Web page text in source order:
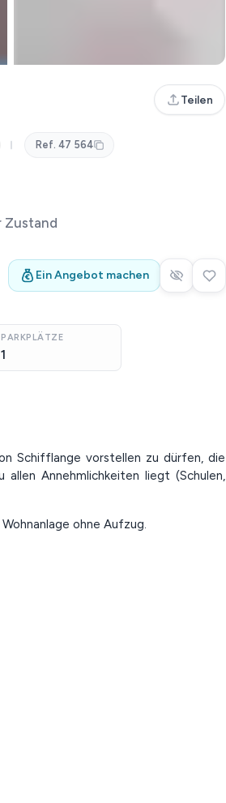
Teilen
Ref. 47 564
Zustand
Ein Angebot machen
PARKPLÄTZE
1
Schifflange vorstellen zu dürfen, die
Annehmlichkeiten liegt (Schulen,
ohne Aufzug.